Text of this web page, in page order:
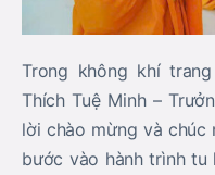
Trong không khí
Thích Tuệ Minh –
lời chào mừng và chúc
bước vào hành trình tu